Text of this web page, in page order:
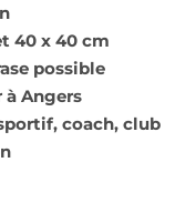
40 x 40 cm
possible
Angers
coach, club